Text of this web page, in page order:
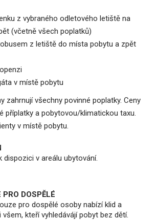
z vybraného odletového letiště na
(včetně všech poplatků)
z letiště do místa pobytu a zpět
v místě pobytu
zahrnují všechny povinné poplatky. Ceny
příplatky a pobytovou/klimatickou taxu.
v místě pobytu.
dispozici v areálu ubytování.
PRO DOSPĚLÉ
pro dospělé osoby nabízí klid a
všem, kteří vyhledávájí pobyt bez dětí.